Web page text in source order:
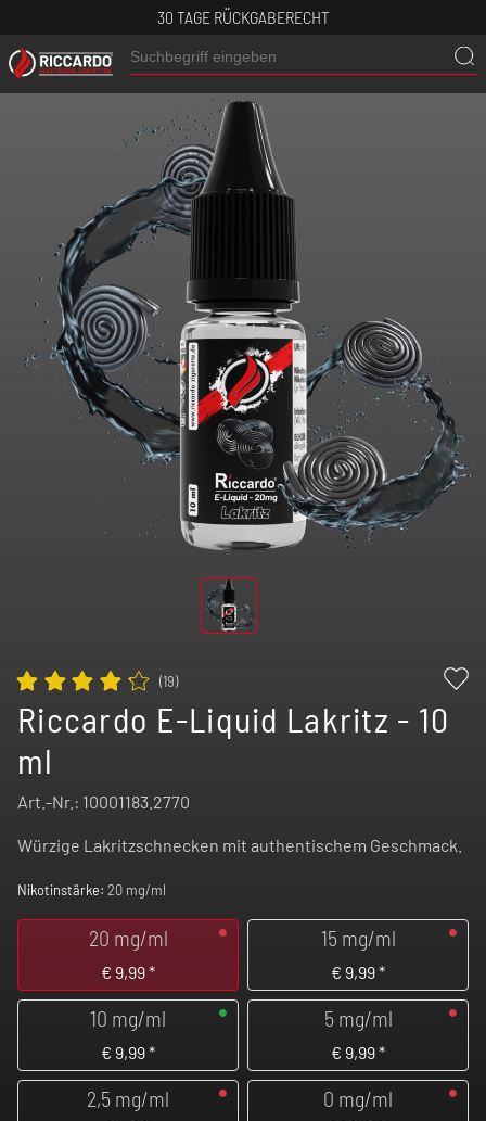
30 TAGE RÜCKGABERECHT
(19)
Riccardo E-Liquid Lakritz - 10
ml
Art.-Nr.: 10001183.2770
Würzige Lakritzschnecken mit authentischem Geschmack.
Nikotinstärke: 20 mg/ml
20 mg/ml
€ 9,99*
15 mg/ml
€ 9,99*
10 mg/ml
€ 9,99*
5 mg/ml
€ 9,99*
2,5 mg/ml 0 mg/ml